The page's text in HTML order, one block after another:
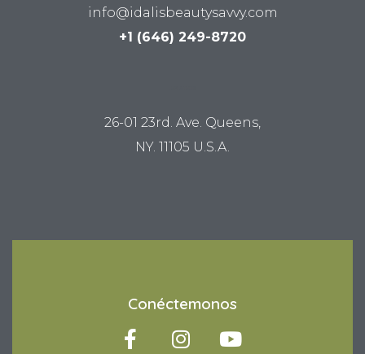
info@idalisbeautysavvy.com
+1 (646) 249-8720
26-01 23rd. Ave. Queens,
NY. 11105 U.S.A.
Conéctemonos